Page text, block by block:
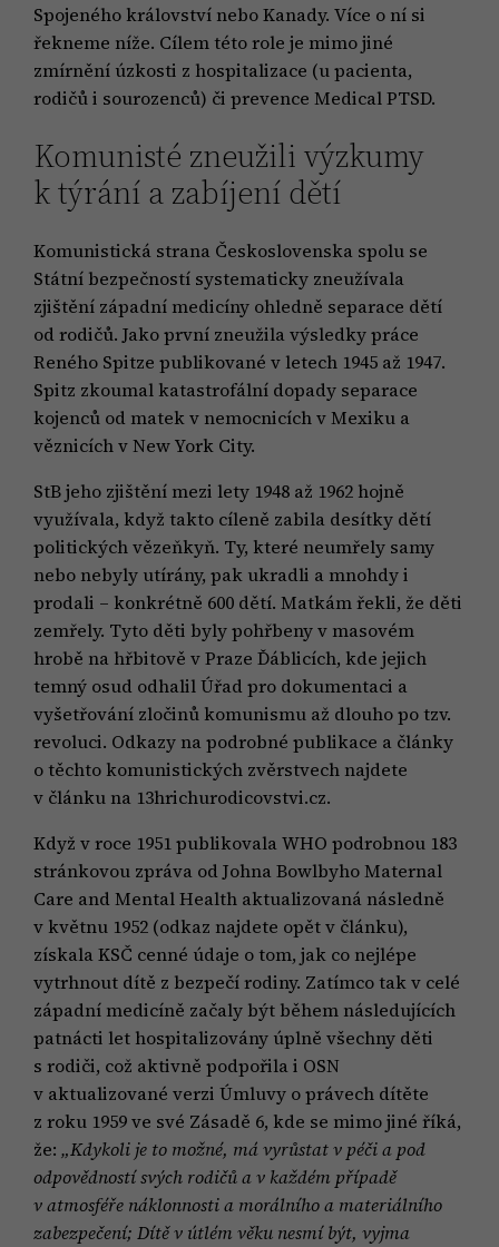
Spojeného království nebo Kanady. Více o ní si
řekneme níže. Cílem této role je mimo jiné
zmírnění úzkosti z hospitalizace (u pacienta,
rodičů i sourozenců) či prevence Medical PTSD.
Komunisté zneužili výzkumy
k týrání a zabíjení dětí
Komunistická strana Československa spolu se
Státní bezpečností systematicky zneužívala
zjištění západní medicíny ohledně separace dětí
od rodičů. Jako první zneužila výsledky práce
Reného Spitze publikované v letech 1945 až 1947.
Spitz zkoumal katastrofální dopady separace
kojenců od matek v nemocnicích v Mexiku a
věznicích v New York City.
StB jeho zjištění mezi lety 1948 až 1962 hojně
využívala, když takto cíleně zabila desítky dětí
politických vězeňkyň. Ty, které neumřely samy
nebo nebyly utírány, pak ukradli a mnohdy i
prodali – konkrétně 600 dětí. Matkám řekli, že děti
zemřely. Tyto děti byly pohřbeny v masovém
hrobě na hřbitově v Praze Ďáblicích, kde jejich
temný osud odhalil Úřad pro dokumentaci a
vyšetřování zločinů komunismu až dlouho po tzv.
revoluci. Odkazy na podrobné publikace a články
o těchto komunistických zvěrstvech najdete
v článku na 13hrichurodicovstvi.cz.
Když v roce 1951 publikovala WHO podrobnou 183
stránkovou zpráva od Johna Bowlbyho Maternal
Care and Mental Health aktualizovaná následně
v květnu 1952 (odkaz najdete opět v článku),
získala KSČ cenné údaje o tom, jak co nejlépe
vytrhnout dítě z bezpečí rodiny. Zatímco tak v celé
západní medicíně začaly být během následujících
patnácti let hospitalizovány úplně všechny děti
s rodiči, což aktivně podpořila i OSN
v aktualizované verzi Úmluvy o právech dítěte
z roku 1959 ve své Zásadě 6, kde se mimo jiné říká,
že:„Kdykoli je to možné, má vyrůstat v péči a pod
odpovědností svých rodičů a v každém případě
v atmosféře náklonnosti a morálního a materiálního
zabezpečení; Dítě v útlém věku nesmí být, vyjma